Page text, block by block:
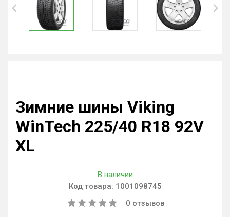
Зимние шины Viking
WinTech 225/40 R18 92V
XL
В наличии
Код товара: 1001098745
0 отзывов